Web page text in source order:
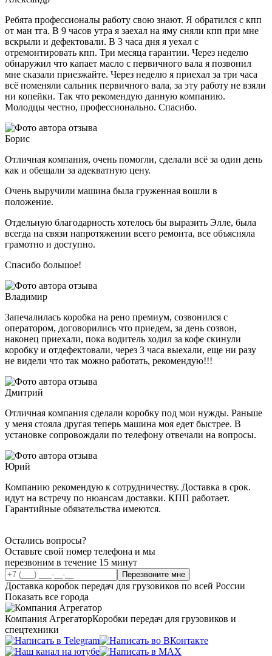
Ребята профессионалы работу свою знают. Я обратился с кпп
от ман тга. В 9 часов утра я заехал на яму сняли кпп при мне
вскрыли и дефектовали. В 3 часа дня я уехал с
отремонтировать кпп. Три месяца гарантии. Через неделю
обнаружил что капает масло с первичного вала я позвонил
мне сказали приезжайте. Через неделю я приехал за три часа
всё поменяли сальник первичного вала, за эту работу не взяли
ни копейки. Так что рекомендую данную компанию.
Молодцы честно, профессионально. Спасибо.
Борис
Отличная компания, очень помогли, сделали всё за один день
как и обещали за адекватную цену.
Очень выручили машина была груженная вошли в
положение.
Отдельную благодарность хотелось бы выразить Элле, была
всегда на связи напротяжении всего ремонта, все объясняла
грамотно и доступно.
Спасибо большое!
Владимир
Запечалилась коробка на рено премиум, созвонился с
оператором, договорились что приедем, за день созвон,
наконец приехали, пока водитель ходил за кофе скинули
коробку и отдефектовали, через 3 часа выехали, еще ни разу
не видели что так можно работать, рекомендую!!!
Дмитрий
Отличная компания сделали коробку под мои нужды. Раньше
у меня стояла другая теперь машина моя едет быстрее. В
установке сопровождали по телефону отвечали на вопросы.
Юрий
Компанию рекомендую к сотрудничеству. Доставка в срок.
идут на встречу по нюансам доставки. КПП работает.
Гарантийные обязательства имеются.
Остались вопросы?
Оставьте свой номер телефона и мы
перезвоним в течение 15 минут
Перезвоните мне
Доставка коробок передач для грузовиков по всей России
Показать все города
Компания АгрегаторКоробки передач для грузовиков и
спецтехники